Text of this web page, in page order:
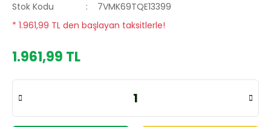
Stok Kodu
7VMK69TQE13399
* 1.961,99 TL den başlayan taksitlerle!
1.961,99 TL